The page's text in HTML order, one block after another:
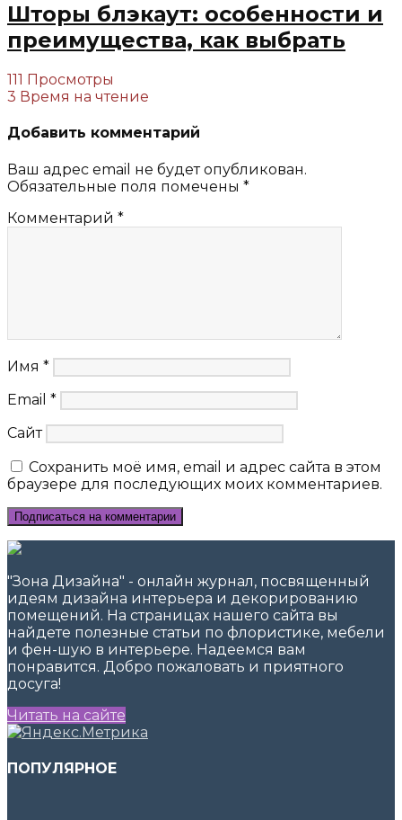
Шторы блэкаут: особенности и
преимущества, как выбрать
111 Просмотры
3 Время на чтение
Добавить комментарий
Ваш адрес email не будет опубликован.
Обязательные поля помечены *
Комментарий *
Имя *
Email *
Сайт
Сохранить моё имя, email и адрес сайта в этом
браузере для последующих моих комментариев.
"Зона Дизайна" - онлайн журнал, посвященный
идеям дизайна интерьера и декорированию
помещений. На страницах нашего сайта вы
найдете полезные статьи по флористике, мебели
и фен-шую в интерьере. Надеемся вам
понравится. Добро пожаловать и приятного
досуга!
Читать на сайте
ПОПУЛЯРНОЕ